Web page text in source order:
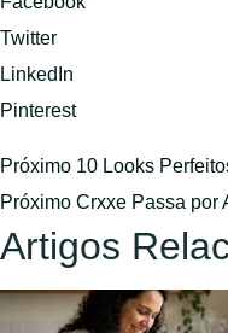
Twitter
LinkedIn
Pinterest
Próximo 10 Looks
Próximo Crxxe Passa por
Artigos